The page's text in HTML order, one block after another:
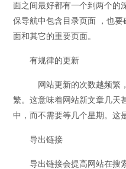
面之间最好都有一个到两个的
保导航中包含目录页面 ，也
面和其它的重要页面。
有规律的更新
网站更新的次数越频繁，
繁。这意味着网站新文章几天
中，而不需要等几个星期。这
导出链接
导出链接会提高网站在搜索